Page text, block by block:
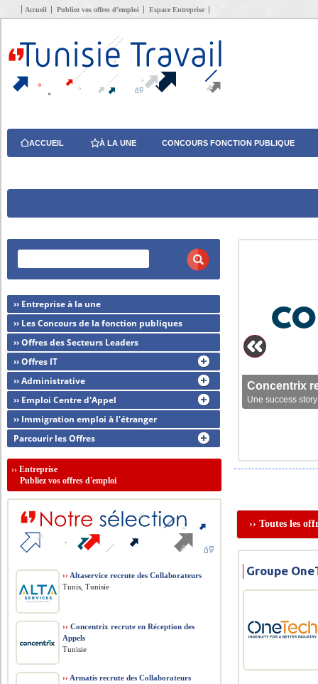
Accueil Publiez vos offres d’emploi Espace Entreprise
ACCUEIL À LA UNE CONCOURS FONCTION PUBLIQUE
Concentrix
Une success
›› Toutes les
Groupe
›› Entreprise à la une
›› Les Concours de la fonction publiques
›› Offres des Secteurs Leaders
›› Offres IT
›› Administrative
›› Emploi Centre d'Appel
›› Immigration emploi à l'étranger
Parcourir les Offres
››Entreprise
Publiez vos offres d'emploi
›› Altaservice recrute des Collaborateurs
Tunis, Tunisie
›› Concentrix recrute en Réception des
Appels
Tunisie
›› Armatis recrute des Collaborateurs